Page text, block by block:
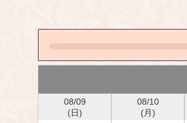
08/09
(日)
08/10
(月)